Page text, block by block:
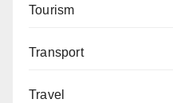
Tourism
Transport
Travel